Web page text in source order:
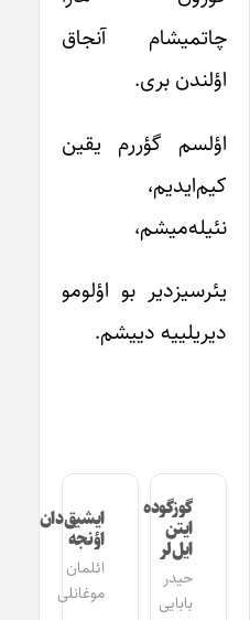
چاتمیشام آنجاق
اؤلندن بری.
اؤلسم گؤررم یقین
کیم‌ایدیم،
نئیله‌میشم،
یئرسیزدیر بو اؤلومو
دیریلییه دییشم.
گوزگوده
ایتن
ایل‌لر
حیدر
بابایی
ایشیق‌دان
اؤنجه
ائلمان
موغانلی